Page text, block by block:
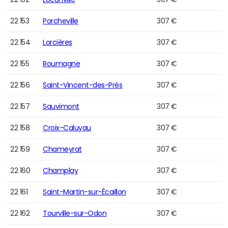
22 153 Porcheville 307 €
22 154 Lorcières 307 €
22 155 Roumagne 307 €
22 156 Saint-Vincent-des-Prés 307 €
22 157 Sauvimont 307 €
22 158 Croix-Caluyau 307 €
22 159 Chameyrat 307 €
22 160 Champlay 307 €
22 161 Saint-Martin-sur-Écaillon 307 €
22 162 Tourville-sur-Odon 307 €